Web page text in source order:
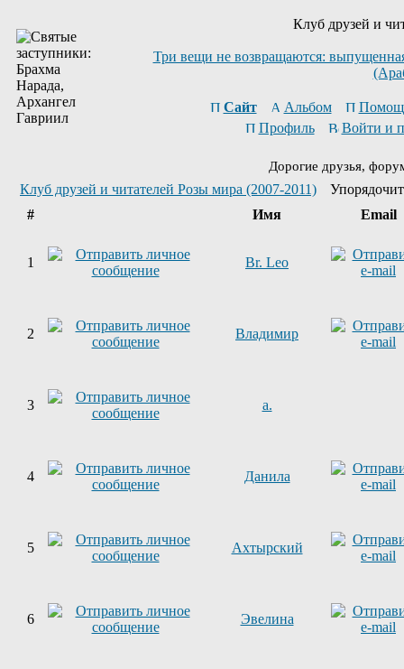
Клуб друзей и
Три вещи не возвращаются:
Сайт Альбом
Профиль
Войти и
Дорогие друзья,
Клуб друзей и читателей Розы мира (2007-2011)
#
Имя Email
1 Br. Leo
2 Владимир
3 a.
4 Данила
5 Ахтырский
6 Эвелина